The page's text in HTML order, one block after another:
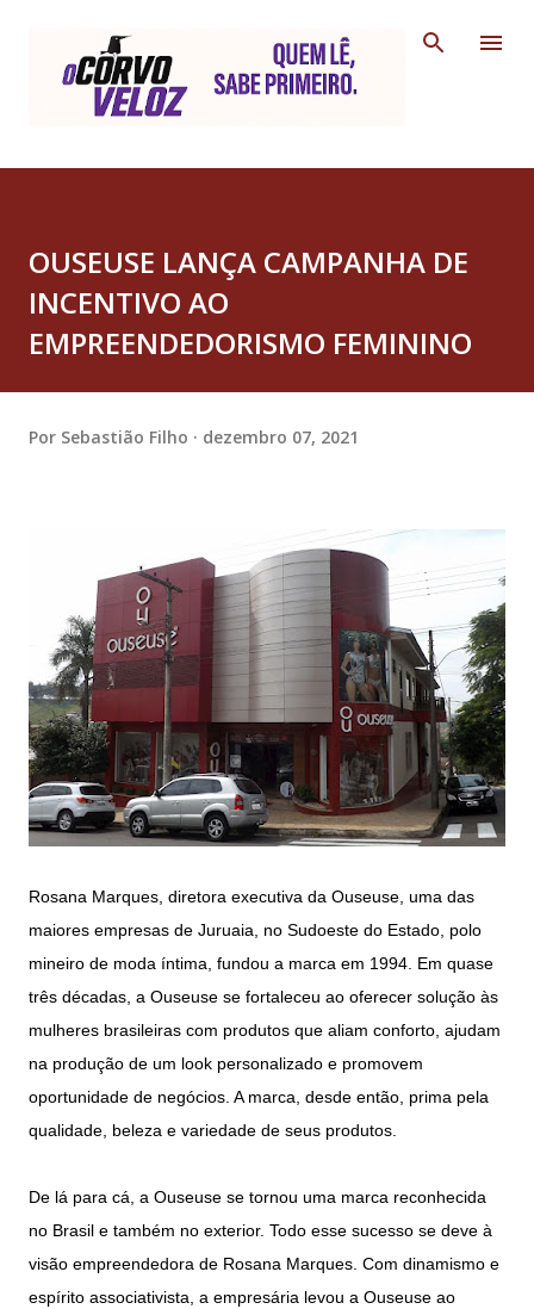
OUSEUSE LANÇA CAMPANHA DE
INCENTIVO AO
EMPREENDEDORISMO FEMININO
Por Sebastião Filho dezembro 07, 2021
Rosana Marques, diretora executiva da Ouseuse, uma das
maiores empresas de Juruaia, no Sudoeste do Estado, polo
mineiro de moda íntima, fundou a marca em 1994. Em quase
três décadas, a Ouseuse se fortaleceu ao oferecer solução às
mulheres brasileiras com produtos que aliam conforto, ajudam
na produção de um look personalizado e promovem
oportunidade de negócios. A marca, desde então, prima pela
qualidade, beleza e variedade de seus produtos.
De lá para cá, a Ouseuse se tornou uma marca reconhecida
no Brasil e também no exterior. Todo esse sucesso se deve à
visão empreendedora de Rosana Marques. Com dinamismo e
espírito associativista, a empresária levou a Ouseuse ao